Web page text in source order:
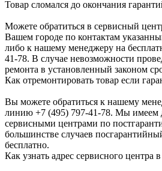
Товар сломался до окончания
Можете обратиться в сервисный
Вашем городе по контактам
либо к нашему менеджеру на
41-78. В случае невозможности
ремонта в установленный законом
Как отремонтировать товар если
Вы можете обратиться к нашему
линию +7 (495) 797-41-78. Мы имеем
сервисными центрами по
большинстве случаев
бесплатно.
Как узнать адрес сервисного центра